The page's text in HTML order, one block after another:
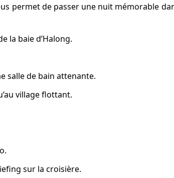
permet de passer une nuit mémorable
la baie d’Halong.
salle de bain attenante.
village flottant.
sur la croisière.